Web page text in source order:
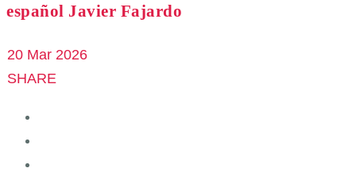
español Javier Fajardo
20 Mar 2026
SHARE